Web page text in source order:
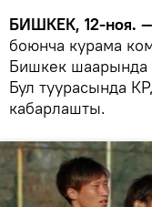
БИШКЕК, 12-ноя.
боюнча курама
Бишкек шаарында
Бул туурасында
кабарлашты.